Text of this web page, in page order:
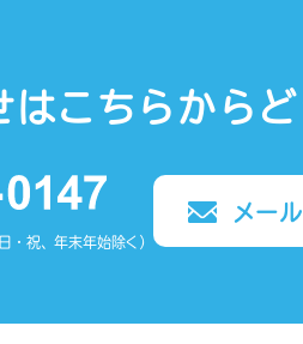
はこちらから
祝、年末年始除く）
メー